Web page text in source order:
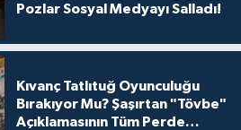
Pozlar Sosyal Medyayı Salladı!
Kıvanç Tatlıtuğ Oyunculuğu
Bırakıyor Mu? Şaşırtan "Tövbe"
Açıklamasının Tüm Perde